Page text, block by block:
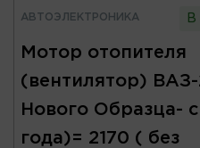
АВТОЭЛЕКТРОНИКА В
Мотор отопителя
(вентилятор) ВАЗ-
Нового Образца-
года)= 2170 ( без